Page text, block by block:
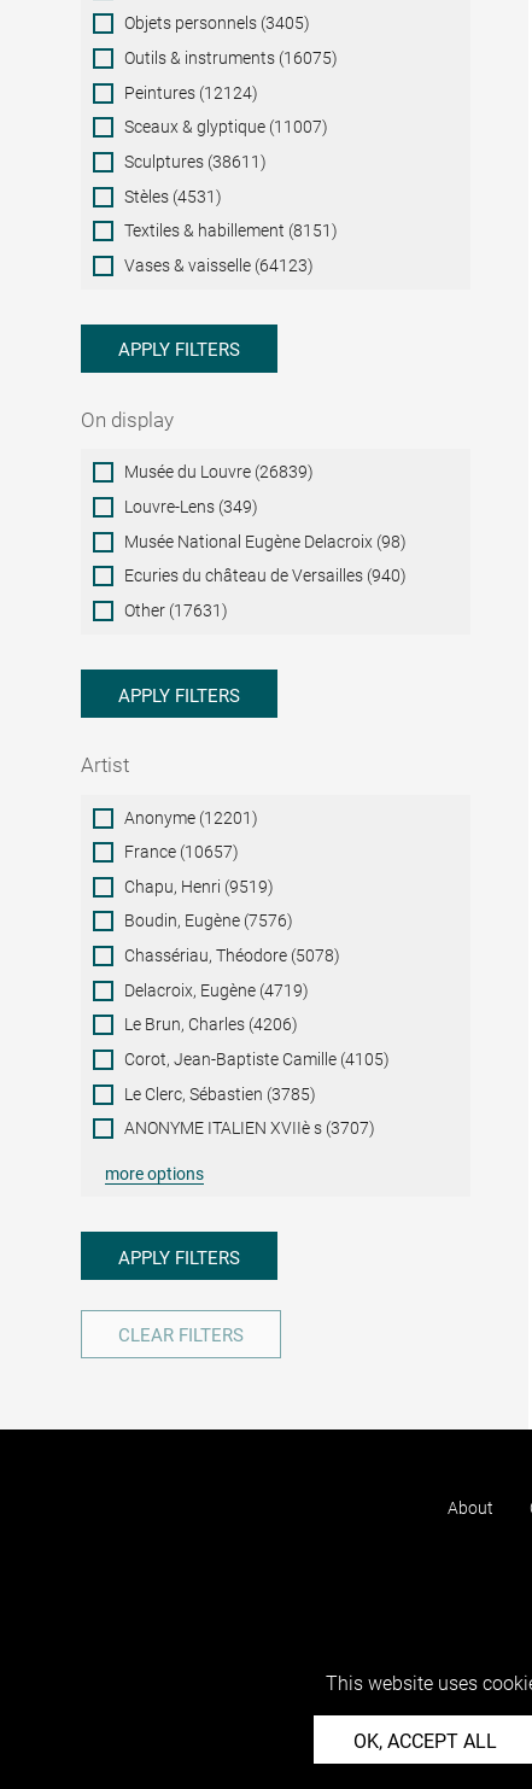
Objets personnels (3405)
Outils & instruments (16075)
Peintures (12124)
Sceaux & glyptique (11007)
Sculptures (38611)
Stèles (4531)
Textiles & habillement (8151)
Vases & vaisselle (64123)
APPLY FILTERS
On display
On
display
Musée du Louvre (26839)
Louvre-Lens (349)
Musée National Eugène Delacroix (98)
Ecuries du château de Versailles (940)
Other (17631)
APPLY FILTERS
Artist
ArtistAnonyme (12201)
France (10657)
Chapu, Henri (9519)
Boudin, Eugène (7576)
Chassériau, Théodore (5078)
Delacroix, Eugène (4719)
Le Brun, Charles (4206)
Corot, Jean-Baptiste Camille (4105)
Le Clerc, Sébastien (3785)
ANONYME ITALIEN XVIIè s (3707)
more options
APPLY FILTERS
CLEAR FILTERS
About
This website uses
OK, ACCEPT ALL